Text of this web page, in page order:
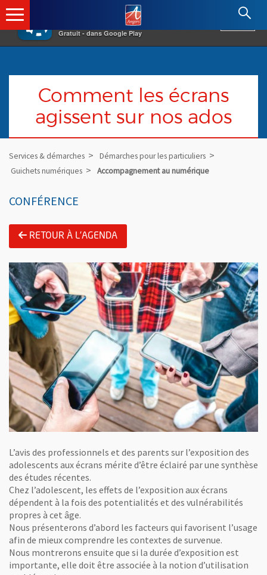
×
Gratuit - dans Google Play
Angers.fr : Retour à l'accueil
Comment les écrans
agissent sur nos ados
Services & démarches
Démarches pour les particuliers
Guichets numériques
Accompagnement au numérique
CONFÉRENCE
RETOUR À L'AGENDA
L’avis des professionnels et des parents sur l’exposition des
adolescents aux écrans mérite d’être éclairé par une synthèse
des études récentes.
Chez l’adolescent, les effets de l’exposition aux écrans
dépendent à la fois des potentialités et des vulnérabilités
propres à cet âge.
Nous présenterons d’abord les facteurs qui favorisent l’usage
afin de mieux comprendre les contextes de survenue.
Nous montrerons ensuite que si la durée d’exposition est
importante, elle doit être associée à la notion d’utilisation